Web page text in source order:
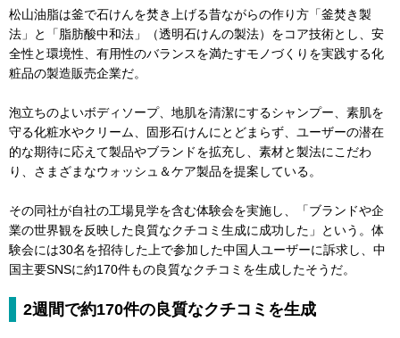
松山油脂は釜で石けんを焚き上げる昔ながらの作り方「釜焚き製
法」と「脂肪酸中和法」（透明石けんの製法）をコア技術とし、安
全性と環境性、有用性のバランスを満たすモノづくりを実践する化
粧品の製造販売企業だ。
泡立ちのよいボディソープ、地肌を清潔にするシャンプー、素肌を
守る化粧水やクリーム、固形石けんにとどまらず、ユーザーの潜在
的な期待に応えて製品やブランドを拡充し、素材と製法にこだわ
り、さまざまなウォッシュ＆ケア製品を提案している。
その同社が自社の工場見学を含む体験会を実施し、「ブランドや企
業の世界観を反映した良質なクチコミ生成に成功した」という。体
験会には30名を招待した上で参加した中国人ユーザーに訴求し、中
国主要SNSに約170件もの良質なクチコミを生成したそうだ。
2週間で約170件の良質なクチコミを生成